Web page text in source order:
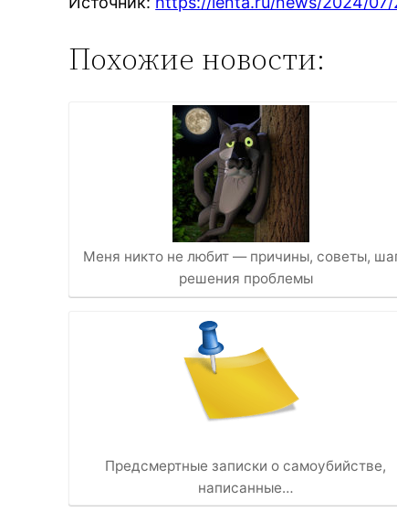
Похожие новости:
Меня никто не любит — причины, советы,
решения проблемы
Предсмертные записки о самоубийстве,
написанные…